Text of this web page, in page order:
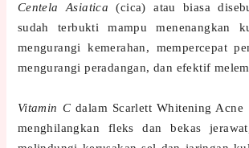
Centela Asiatica(cica) atau biasa
sudah terbukti mampu menenangkan
mengurangi kemerahan, mempercepat
mengurangi peradangan, dan efektif
Vitamin Cdalam Scarlett Whitening Acne
menghilangkan fleks dan bekas